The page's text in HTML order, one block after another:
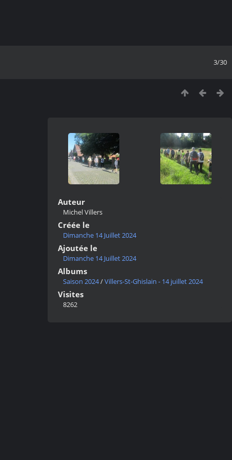
3/30
Auteur
Michel Villers
Créée le
Dimanche 14 Juillet 2024
Ajoutée le
Dimanche 14 Juillet 2024
Albums
Saison 2024/Villers-St-Ghislain - 14 juillet 2024
Visites
8262